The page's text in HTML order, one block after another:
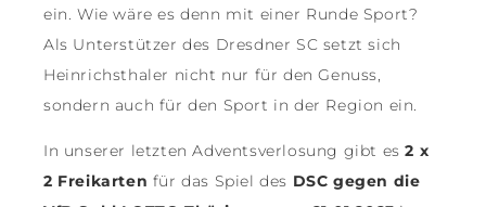
ein. Wie wäre es denn mit einer Runde Sport?
Als Unterstützer des Dresdner SC setzt sich
Heinrichsthaler nicht nur für den Genuss,
sondern auch für den Sport in der Region ein.
In unserer letzten Adventsverlosung gibt es2 x
2 Freikarten für das Spiel des DSC gegen die